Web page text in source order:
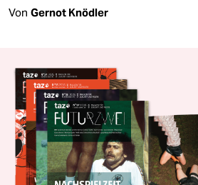
Von Gernot Knödler